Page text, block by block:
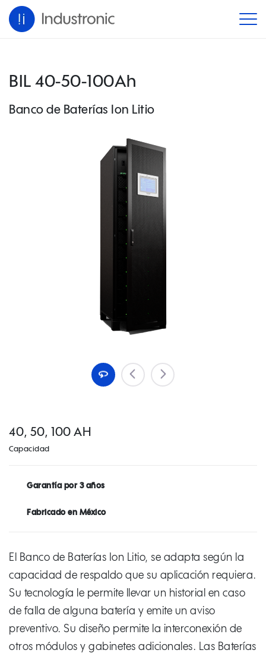
BIL 40-50-100Ah
Banco de Baterías Ion Litio
40, 50, 100 AH
Capacidad
Garantía por 3 años
Fabricado en México
El Banco de Baterías Ion Litio, se adapta según la
capacidad de respaldo que su aplicación requiera.
Su tecnología le permite llevar un historial en caso
de falla de alguna batería y emite un aviso
preventivo. Su diseño permite la interconexión de
otros módulos y gabinetes adicionales. Las Baterías